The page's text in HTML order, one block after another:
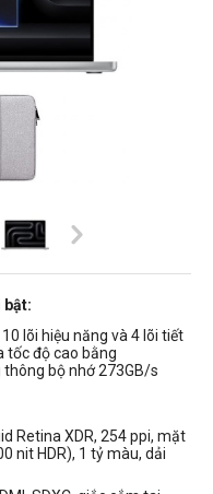
bật:
lõi hiệu năng và 4 lõi tiết
tốc độ cao bằng
thông bộ nhớ 273GB/s
Retina XDR, 254 ppi, mặt
nit HDR), 1 tỷ màu, dải